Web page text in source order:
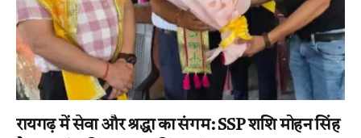
रायगढ़ में सेवा और श्रद्धा का संगम: SSP शशि मोहन सिंह